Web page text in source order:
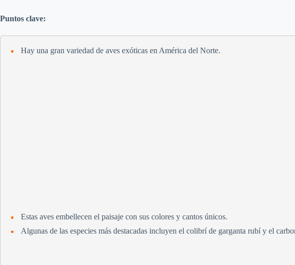
Puntos clave:
Hay una gran variedad de aves exóticas en América del Norte.
Estas aves embellecen el paisaje con sus colores y cantos únicos.
Algunas de las especies más destacadas incluyen el colibrí de garganta rubí y el